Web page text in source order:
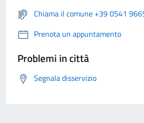
Chiama il comune +39 0541
Prenota un appuntamento
Problemi in città
Segnala disservizio